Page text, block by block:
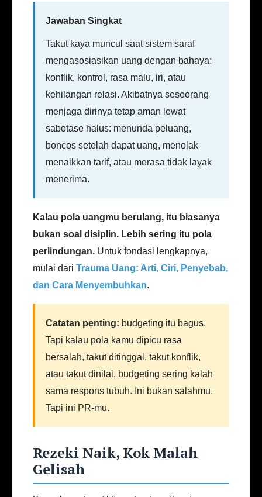
Jawaban Singkat
Takut kaya muncul saat sistem saraf
mengasosiasikan uang dengan bahaya:
konflik, kontrol, rasa malu, iri, atau
kehilangan relasi. Akibatnya seseorang
menjaga dirinya tetap aman lewat
sabotase halus: menunda peluang,
boncos setelah dapat uang, menolak
menaikkan tarif, atau merasa tidak layak
menerima.
Kalau pola uangmu berulang, itu biasanya
bukan soal disiplin. Lebih sering itu pola
perlindungan. Untuk fondasi lengkapnya,
mulai dari Trauma Uang: Arti, Ciri, Penyebab,
dan Cara Menyembuhkan.
Catatan penting: budgeting itu bagus.
Tapi kalau pola kamu dipicu rasa
bersalah, takut ditinggal, takut konflik,
atau takut dinilai, budgeting sering kalah
sama respons tubuh. Ini bukan salahmu.
Tapi ini PR-mu.
Rezeki Naik, Kok Malah
Gelisah